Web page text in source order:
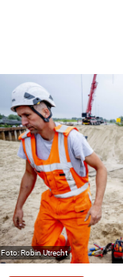
Robin Utrecht